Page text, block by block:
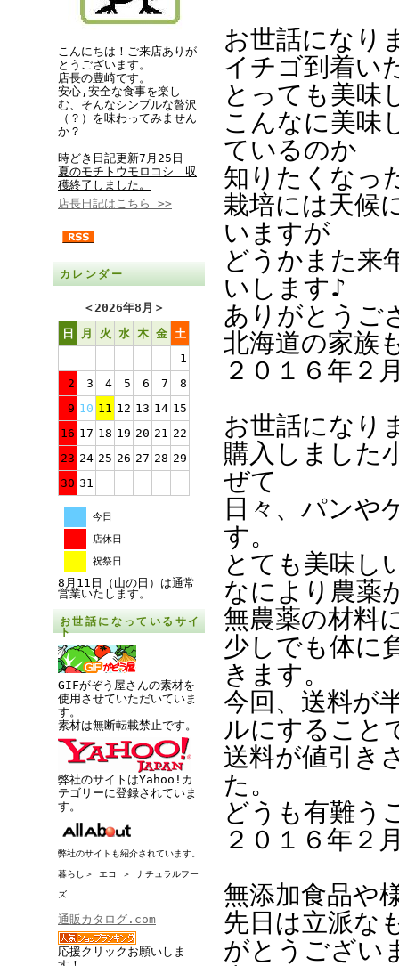
こんにちは！ご来店ありが
とうございます。
店長の豊崎です。
安心,安全な食事を楽し
む、そんなシンプルな贅沢
（？）を味わってみません
か？
時どき日記更新7月25日
夏のモチトウモロコシ 収
穫終了しました。
店長日記はこちら >>
カレンダー
＜2026年8月 ＞
日
月 火 水 木 金 土
1
2
3 4 5 6 7
8
9 10 11 12 13 14 15
16 17 18 19 20 21 22
23 24 25 26 27 28 29
30 31
今日
店休日
祝祭日
8月11日（山の日）は通常
営業いたします。
お世話になっているサイ
ト
GIFがぞう屋さんの素材を
使用させていただいていま
す。
素材は無断転載禁止です。
弊社のサイトはYahoo!カ
テゴリーに登録されていま
す。
弊社のサイトも紹介されています。
暮らし＞ エコ ＞ ナチュラルフー
ズ
通販カタログ.com
応援クリックお願いしま
お世話になり
イチゴ到着い
とっても美味
こんなに美味
ているのか
知りたくな
栽培には天候
いますが
どうかまた来
いします♪
ありがとう
北海道の家族
２０１６年
お世話になり
購入しました
ぜて
日々、パンや
す。
とても美味し
なにより農薬
無農薬の材料
少しでも体に
きます。
今回、送料が
ルにすること
送料が値引き
た。
どうも有難う
２０１６年
無添加食品や
先日は立派な
がとうござい